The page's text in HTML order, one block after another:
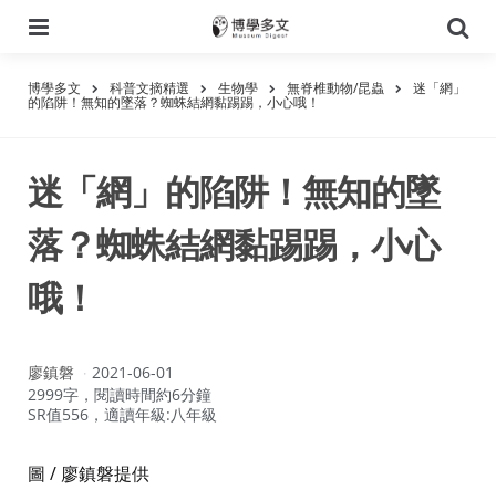
尋
博學多文 科普文摘精選 生物學 無脊椎動物/昆蟲 迷「網」
的陷阱！無知的墜落？蜘蛛結網黏踢踢，小心哦！
迷「網」的陷阱！無知的墜
落？蜘蛛結網黏踢踢，小心
哦！
作
者：
廖鎮磐
2021-06-01
2999字，閱讀時間約6分鐘
SR值556，適讀年級:八年級
圖 / 廖鎮磐提供